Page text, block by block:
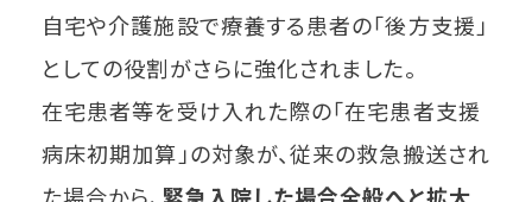
自宅や介護施設で療養する患者の「後方支援」
としての役割がさらに強化されました。
在宅患者等を受け入れた際の「在宅患者支援
病床初期加算」の対象が、従来の救急搬送され